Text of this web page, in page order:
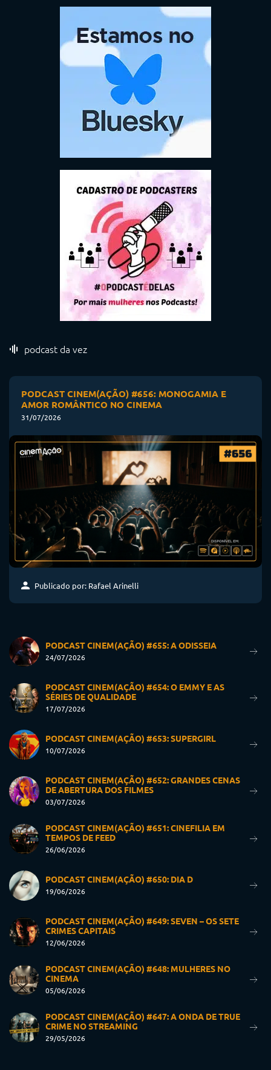
podcast da vez
PODCAST CINEM(AÇÃO) #656: MONOGAMIA E
AMOR ROMÂNTICO NO CINEMA
31/07/2026
Publicado por: Rafael Arinelli
PODCAST CINEM(AÇÃO) #655: A ODISSEIA
24/07/2026
PODCAST CINEM(AÇÃO) #654: O EMMY E AS
SÉRIES DE QUALIDADE
17/07/2026
PODCAST CINEM(AÇÃO) #653: SUPERGIRL
10/07/2026
PODCAST CINEM(AÇÃO) #652: GRANDES CENAS
DE ABERTURA DOS FILMES
03/07/2026
PODCAST CINEM(AÇÃO) #651: CINEFILIA EM
TEMPOS DE FEED
26/06/2026
PODCAST CINEM(AÇÃO) #650: DIA D
19/06/2026
PODCAST CINEM(AÇÃO) #649: SEVEN – OS SETE
CRIMES CAPITAIS
12/06/2026
PODCAST CINEM(AÇÃO) #648: MULHERES NO
CINEMA
05/06/2026
PODCAST CINEM(AÇÃO) #647: A ONDA DE TRUE
CRIME NO STREAMING
29/05/2026